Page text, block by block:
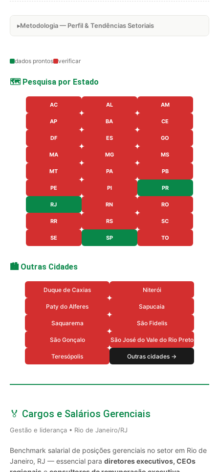
Metodologia — Perfil & Tendências Setoriais
dados prontos verificar
🗺️ Pesquisa por Estado
AC AL AM
AP BA CE
DF ES GO
MA MG MS
MT PA PB
PE PI PR
RJ RN RO
RR RS SC
SE SP TO
🏙️ Outras Cidades
Duque de Caxias Niterói
Paty do Alferes Sapucaia
Saquarema São Fidelis
São Gonçalo São José do Vale do Rio Preto
Teresópolis Outras cidades →
🏅 Cargos e Salários Gerenciais
Gestão e liderança • Rio de Janeiro/RJ
Benchmark salarial de posições gerenciais no setor em Rio de
Janeiro, RJ — essencial para diretores executivos, CEOs